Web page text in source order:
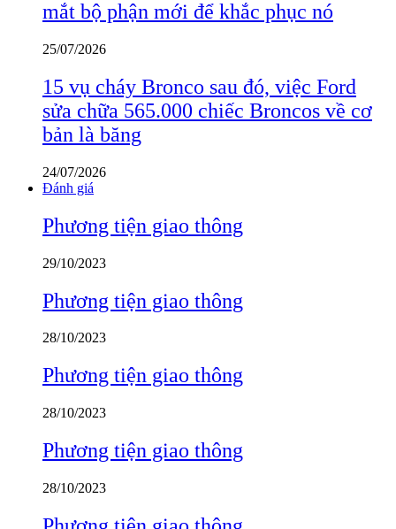
mắt bộ phận mới để khắc phục nó
25/07/2026
15 vụ cháy Bronco sau đó, việc Ford
sửa chữa 565.000 chiếc Broncos về cơ
bản là băng
24/07/2026
Đánh giá
Phương tiện giao thông
29/10/2023
Phương tiện giao thông
28/10/2023
Phương tiện giao thông
28/10/2023
Phương tiện giao thông
28/10/2023